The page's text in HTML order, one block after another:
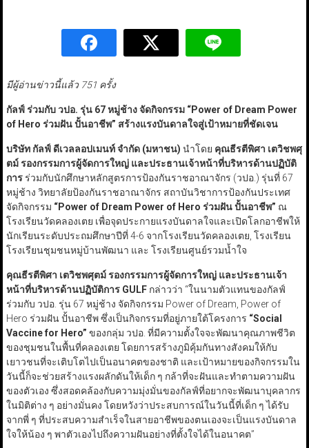
มีผู้อ่านข่าวนี้แล้ว 751 ครั้ง
กัลฟ์ ร่วมกับ วปอ. รุ่น 67หมู่ช้าง จัดกิจกรรม “Power of Dream Power
of Hero ร่วมฝัน ปั้นอาชีพ” สร้างแรงบันดาลใจสู่เป้าหมายที่ชัดเจน
บริษัท กัลฟ์ ดีเวลลอปเมนท์ จำกัด (มหาชน) นำโดย คุณธีรตีพิศา เตวิชพศุ
ตม์รองกรรมการผู้จัดการใหญ่ และประธานเจ้าหน้าที่บริหารด้านปฏิบัติ
การร่วมกับนักศึกษาหลักสูตรการป้องกันราชอาณาจักร (วปอ.) รุ่นที่ 67
หมู่ช้าง วิทยาลัยป้องกันราชอาณาจักร สถาบันวิชาการป้องกันประเทศ
จัดกิจกรรม “Power of Dream Power of Hero ร่วมฝัน ปั้นอาชีพ” ณ
โรงเรียนวัดคลองเตย เพื่อจุดประกายแรงบันดาลใจและเปิดโลกอาชีพให้
นักเรียนระดับประถมศึกษาปีที่ 4-6 จากโรงเรียนวัดคลองเตย, โรงเรียน
โรงเรียนชุมชนหมู่บ้านพัฒนา และ โรงเรียนศูนย์รวมน้ำใจ
คุณธีรตีพิศา เตวิชพศุตม์ รองกรรมการผู้จัดการใหญ่ และประธานเจ้า
หน้าที่บริหารด้านปฏิบัติการ GULFกล่าวว่า “ในนามตัวแทนของกัลฟ์
ร่วมกับ วปอ. รุ่น 67 หมู่ช้าง จัดกิจกรรม Power of Dream, Power of
Hero ร่วมฝัน ปั้นอาชีพ ซึ่งเป็นกิจกรรมที่อยู่ภายใต้โครงการ “Social
Vaccine for Hero” ของกลุ่ม วปอ. ที่มีความตั้งใจจะพัฒนาคุณภาพชีวิต
ของชุมชนในพื้นที่คลองเตย โดยการสร้างภูมิคุ้มกันทางสังคมให้กับ
เยาวชนที่จะเติบโตไปเป็นอนาคตของชาติ และเป้าหมายของกิจกรรมใน
วันนี้ก็จะช่วยสร้างแรงผลักดันให้เด็ก ๆ กล้าที่จะฝันและทำตามความฝัน
ของตัวเอง ซึ่งสอดคล้องกับความมุ่งมั่นของกัลฟ์ที่อยากจะพัฒนาบุคลากร
ในมิติต่าง ๆ อย่างมั่นคง โดยหวังว่าประสบการณ์ในวันนี้ที่เด็ก ๆ ได้รับ
จากพี่ ๆ ที่ประสบความสำเร็จในสายอาชีพของตนเองจะเป็นแรงบันดาล
ใจให้น้อง ๆ พาตัวเองไปถึงความฝันอย่างที่ตั้งใจได้ในอนาคต”